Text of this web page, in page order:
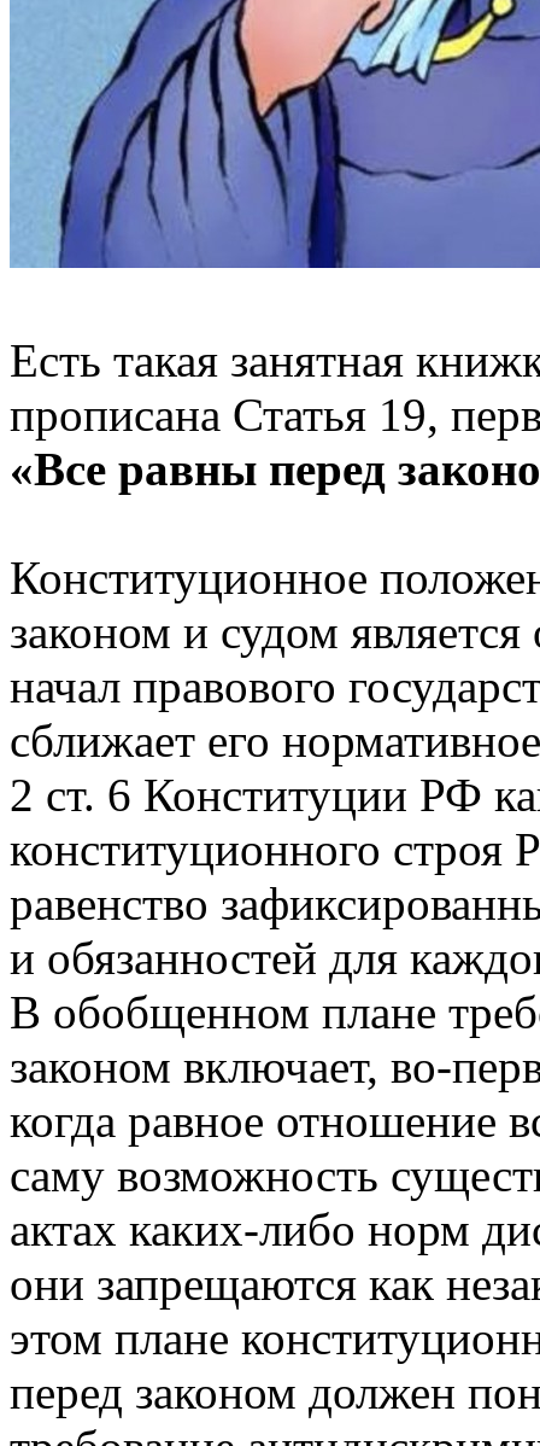
Есть такая занятная
прописана Статья 19,
«Все равны перед
Конституционное
законом и судом
начал правового
сближает его
2 ст. 6 Конституции РФ
конституционного
равенство
и обязанностей для
В обобщенном плане
законом включает, во-
когда равное отношение
саму возможность
актах каких-либо норм
они запрещаются как
этом плане
перед законом должен